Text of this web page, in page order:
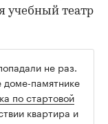
учебный театр
не раз.
памятнике
по стартовой
квартира и